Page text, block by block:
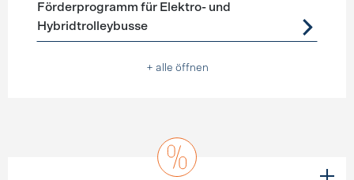
Förderprogramm für Elektro- und
Hybridtrolleybusse
+ alle öffnen